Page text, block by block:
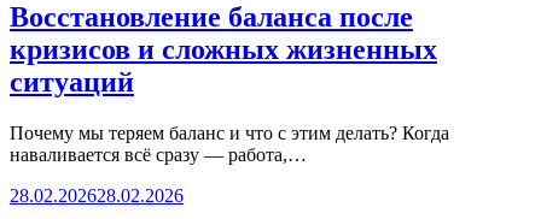
Восстановление баланса после
кризисов и сложных жизненных
ситуаций
Почему мы теряем баланс и что с этим делать? Когда
наваливается всё сразу — работа,…
28.02.202628.02.2026